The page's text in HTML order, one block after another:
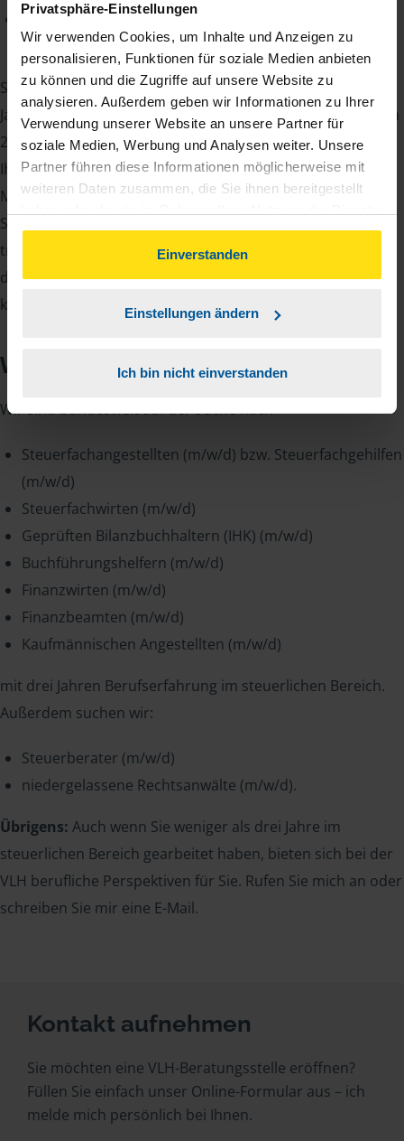
Privatsphäre-Einstellungen
Wir verwenden Cookies, um Inhalte und Anzeigen zu
personalisieren, Funktionen für soziale Medien anbieten
zu können und die Zugriffe auf unsere Website zu
analysieren. Außerdem geben wir Informationen zu Ihrer
Verwendung unserer Website an unsere Partner für
soziale Medien, Werbung und Analysen weiter. Unsere
Partner führen diese Informationen möglicherweise mit
weiteren Daten zusammen, die Sie ihnen bereitgestellt
gesammelt haben. Indem Sie auf Einverstanden klicken,
können Sie der Verwendung von Cookies, gemäß
unserer
Einverstanden
Einstellungen ändern
Ich bin nicht einverstanden
Sie kümmern sich um die Leitung Ihrer Beratungsstelle
und die Akquise neuer Mitglieder.
Sie sehen: Mit einer VLH-Beratungsstelle gibt es das ganze
Jahr über etwas zu tun. Denn zum einen haben Sie bis zum
28. Februar des Folgejahres Zeit, die Steuererklärung für
Ihre Mitglieder abzugeben, zum anderen kommen
Mitglieder auch während des Jahres mit Steuerfragen auf
Sie zu. Ihr Vorteil: Zufriedene Mitglieder bleiben viele Jahre
treu und sorgen für Planungssicherheit. Somit kennt man
den eigenen Bestand und kann damit zuverlässig das
kommende Jahr kalkulieren.
Wir suchen Sie
Wir sind bundesweit auf der Suche nach
Steuerfachangestellten (m/w/d) bzw. Steuerfachgehilfen
(m/w/d)
Steuerfachwirten (m/w/d)
Geprüften Bilanzbuchhaltern (IHK) (m/w/d)
Buchführungshelfern (m/w/d)
Finanzwirten (m/w/d)
Finanzbeamten (m/w/d)
Kaufmännischen Angestellten (m/w/d)
mit drei Jahren Berufserfahrung im steuerlichen Bereich.
Außerdem suchen wir:
Steuerberater (m/w/d)
niedergelassene Rechtsanwälte (m/w/d).
Übrigens: Auch wenn Sie weniger als drei Jahre im
steuerlichen Bereich gearbeitet haben, bieten sich bei der
VLH berufliche Perspektiven für Sie. Rufen Sie mich an oder
schreiben Sie mir eine E-Mail.
Kontakt aufnehmen
Sie möchten eine VLH-Beratungsstelle eröffnen?
Füllen Sie einfach unser Online-Formular aus – ich
melde mich persönlich bei Ihnen.